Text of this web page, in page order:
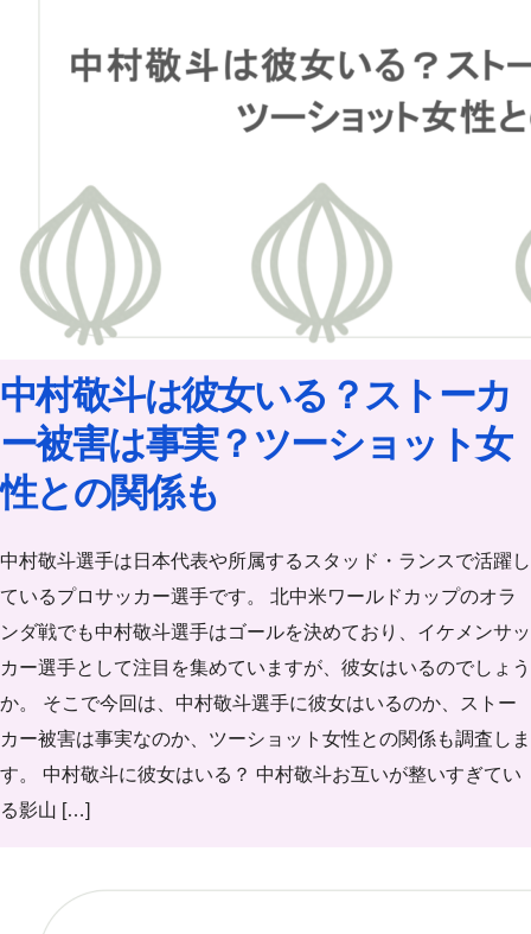
中村敬斗は彼女いる？ストーカ
ー被害は事実？ツーショット女
性との関係も
中村敬斗選手は日本代表や所属するスタッド・ランスで活躍し
ているプロサッカー選手です。 北中米ワールドカップのオラ
ンダ戦でも中村敬斗選手はゴールを決めており、イケメンサッ
カー選手として注目を集めていますが、彼女はいるのでしょう
か。 そこで今回は、中村敬斗選手に彼女はいるのか、ストー
カー被害は事実なのか、ツーショット女性との関係も調査しま
す。 中村敬斗に彼女はいる？ 中村敬斗お互いが整いすぎてい
る影山 […]